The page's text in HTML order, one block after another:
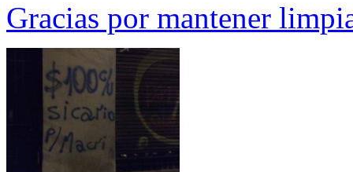
Gracias por mantener